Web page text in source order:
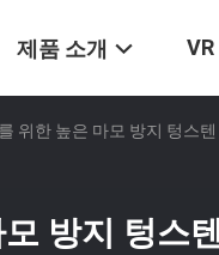
제품 소개
위한 높은 마모 방지 텅스
방지 텅스